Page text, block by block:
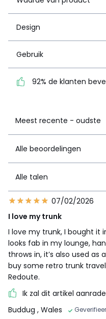
1
2
Design
Gebruik
92% de klanten
Meest recente - oudste
Alle beoordelingen
Alle talen
07/02/2026
I love my trunk
I love my trunk, I bought it
looks fab in my lounge,
throws in, it’s also used
buy some retro trunk
Redoute.
Ik zal dit artikel
Buddug , Wales